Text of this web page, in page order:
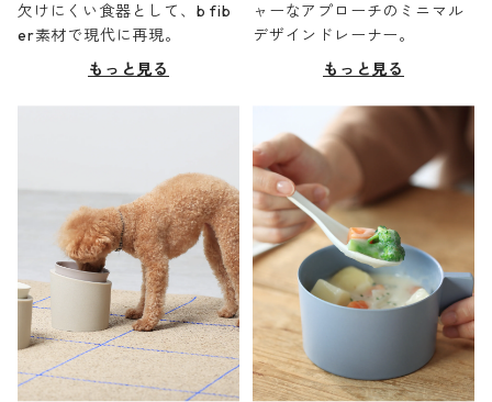
欠けにくい食器として、b fib
er素材で現代に再現。
もっと見る
ャーなアプローチのミニマル
デザインドレーナー。
もっと見る